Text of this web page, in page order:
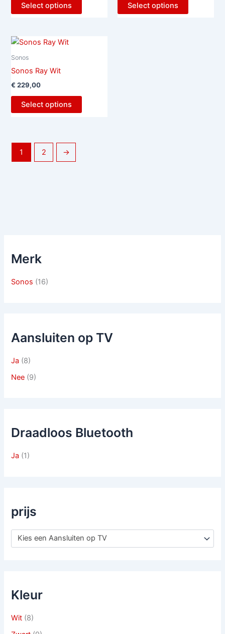
Select options Select options
Sonos
Sonos Ray Wit
€ 229,00
Select options
1 2 →
Merk
Sonos (16)
Aansluiten op TV
Ja (8)
Nee (9)
Draadloos Bluetooth
Ja (1)
prijs
Kies een Aansluiten op TV
Kleur
Wit (8)